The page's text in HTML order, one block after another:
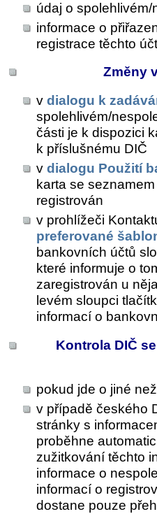
údaj o
informace o
registrace těchto
Změny
v dialogu k
spolehlivém/
části je k dispozici
k příslušnému DIČ
v dialogu Použití
karta se
registrován
v prohlížeči
preferované
bankovních účtů
které informuje o
zaregistrován u
levém sloupci
informací o
Kontrola DIČ
pokud jde o jiné
v případě českého
stránky s
proběhne
zužitkování těchto
informace o
informací o
dostane pouze